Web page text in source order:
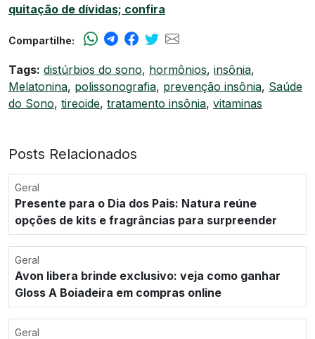
quitação de dívidas; confira
Compartilhe:
Tags: distúrbios do sono, hormônios, insônia,
Melatonina, polissonografia, prevenção insônia, Saúde
do Sono, tireoide, tratamento insônia, vitaminas
Posts Relacionados
Geral
Presente para o Dia dos Pais: Natura reúne
opções de kits e fragrâncias para surpreender
Geral
Avon libera brinde exclusivo: veja como ganhar
Gloss A Boiadeira em compras online
Geral